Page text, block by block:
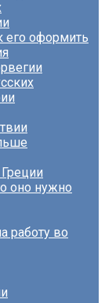
его оформить
оно нужно
работу во